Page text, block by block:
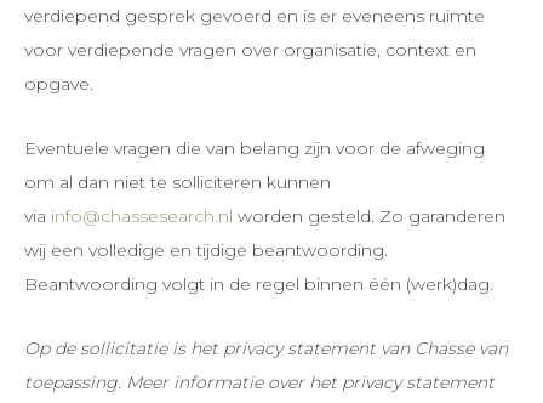
verdiepend gesprek gevoerd en is er eveneens ruimte
voor verdiepende vragen over organisatie, context en
opgave.
Eventuele vragen die van belang zijn voor de afweging
om al dan niet te solliciteren kunnen
via info@chassesearch.nl worden gesteld. Zo garanderen
wij een volledige en tijdige beantwoording.
Beantwoording volgt in de regel binnen één (werk)dag.
Op de sollicitatie is het privacy statement van Chasse van
toepassing. Meer informatie over het privacy statement